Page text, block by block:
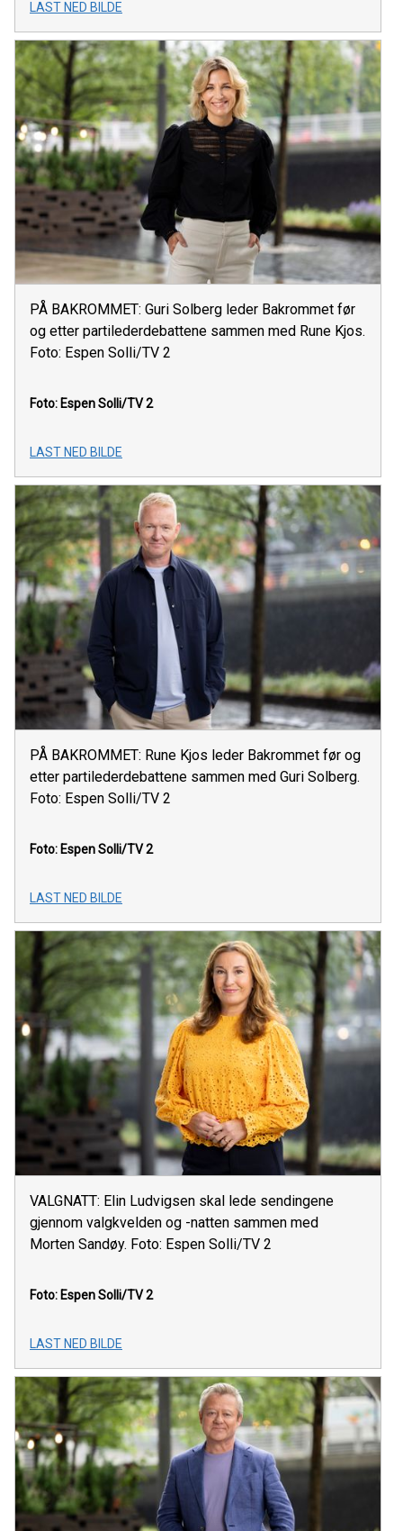
LAST NED BILDE
PÅ BAKROMMET: Guri Solberg leder Bakrommet før
og etter partilederdebattene sammen med Rune Kjos.
Foto: Espen Solli/TV 2
Foto: Espen Solli/TV 2
LAST NED BILDE
PÅ BAKROMMET: Rune Kjos leder Bakrommet før og
etter partilederdebattene sammen med Guri Solberg.
Foto: Espen Solli/TV 2
Foto: Espen Solli/TV 2
LAST NED BILDE
VALGNATT: Elin Ludvigsen skal lede sendingene
gjennom valgkvelden og -natten sammen med
Morten Sandøy. Foto: Espen Solli/TV 2
Foto: Espen Solli/TV 2
LAST NED BILDE